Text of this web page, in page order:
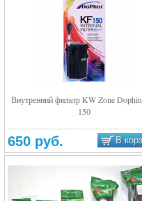
Внутренний фильтр KW Zone
150
650 руб. В